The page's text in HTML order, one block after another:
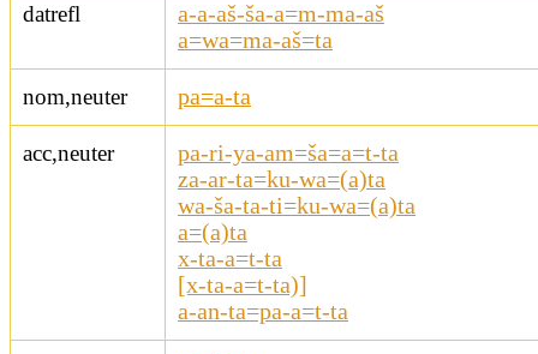
datrefl
a-a-aš-ša-a=m-ma-aš
a=wa=ma-aš=ta
nom,neuter pa=a-ta
acc,neuter
pa-ri-ya-am=ša=a=t-ta
za-ar-ta=ku-wa=(a)ta
wa-ša-ta-ti=ku-wa=(a)ta
a=(a)ta
x-ta-a=t-ta
[x-ta-a=t-ta)]
a-an-ta=pa-a=t-ta